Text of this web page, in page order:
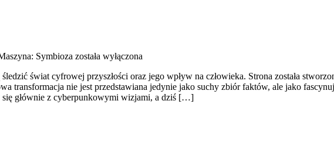
Symbioza została wyłączona
świat cyfrowej przyszłości oraz jego wpływ na człowieka. Strona została
transformacja nie jest przedstawiana jedynie jako suchy zbiór faktów, ale jako
się głównie z cyberpunkowymi wizjami, a dziś […]